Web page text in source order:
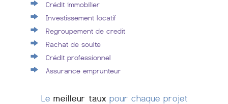
Crédit immobilier
Investissement locatif
Regroupement de credit
Rachat de soulte
Crédit professionnel
Assurance emprunteur
Le meilleur taux pour chaque projet